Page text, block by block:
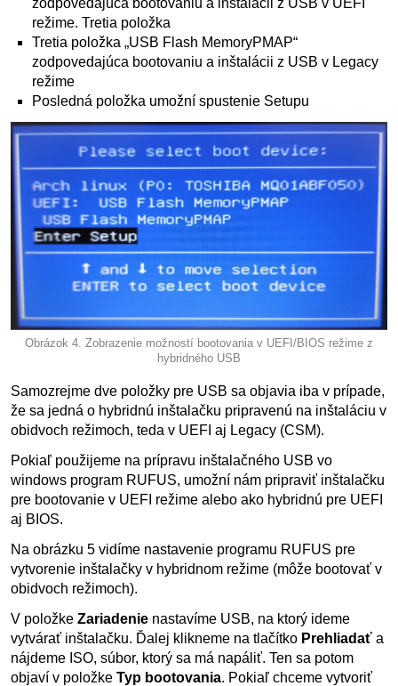
zodpovedajúca bootovaniu a inštalácii z USB v UEFI
režime. Tretia položka
Tretia položka „USB Flash MemoryPMAP“
zodpovedajúca bootovaniu a inštalácii z USB v Legacy
režime
Posledná položka umožní spustenie Setupu
Obrázok 4. Zobrazenie možností bootovania v UEFI/BIOS režime z
hybridného USB
Samozrejme dve položky pre USB sa objavia iba v prípade,
že sa jedná o hybridnú inštalačku pripravenú na inštaláciu v
obidvoch režimoch, teda v UEFI aj Legacy (CSM).
Pokiaľ použijeme na prípravu inštalačného USB vo
windows program RUFUS, umožní nám pripraviť inštalačku
pre bootovanie v UEFI režime alebo ako hybridnú pre UEFI
aj BIOS.
Na obrázku 5 vidíme nastavenie programu RUFUS pre
vytvorenie inštalačky v hybridnom režime (môže bootovať v
obidvoch režimoch).
V položke Zariadenie nastavíme USB, na ktorý ideme
vytvárať inštalačku. Ďalej klikneme na tlačítko Prehliadať a
nájdeme ISO, súbor, ktorý sa má napáliť. Ten sa potom
objaví v položke Typ bootovania. Pokiaľ chceme vytvoriť